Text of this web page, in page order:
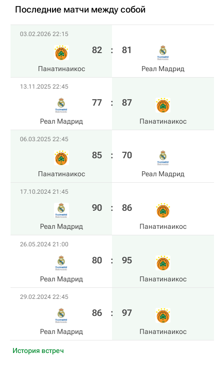
Последние матчи между собой
03.02.2026 22:15
Панатинаикос
82 : 81
Реал Мадрид
13.11.2025 22:45
Реал Мадрид
77 : 87
Панатинаикос
06.03.2025 22:45
Панатинаикос
85 : 70
Реал Мадрид
17.10.2024 21:45
Реал Мадрид
90 : 86
Панатинаикос
26.05.2024 21:00
Реал Мадрид
80 : 95
Панатинаикос
29.02.2024 22:45
Реал Мадрид
86 : 97
Панатинаикос
История встреч